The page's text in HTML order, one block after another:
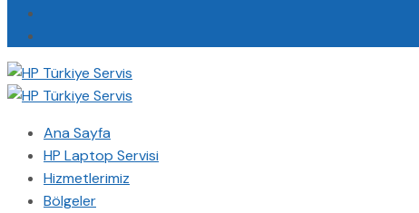
Ana Sayfa
HP Laptop Servisi
Hizmetlerimiz
Bölgeler